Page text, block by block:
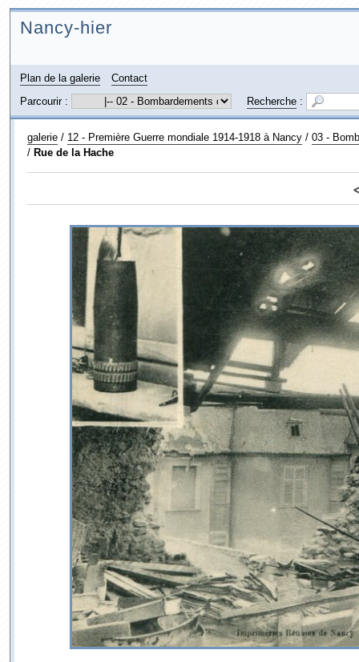
Nancy-hier
Plan de la galerie
Contact
Parcourir :
Recherche:
galerie/ 12 - Première Guerre mondiale 1914-1918 à Nancy/ 03 -
/ Rue de la Hache